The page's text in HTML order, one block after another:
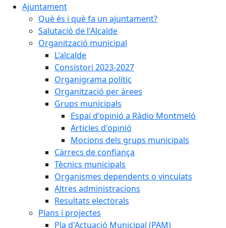
Ajuntament
Què és i què fa un ajuntament?
Salutació de l'Alcalde
Organització municipal
L'alcalde
Consistori 2023-2027
Organigrama polític
Organització per àrees
Grups municipals
Espai d'opinió a Ràdio Montmeló
Articles d'opinió
Mocions dels grups municipals
Càrrecs de confiança
Tècnics municipals
Organismes dependents o vinculats
Altres administracions
Resultats electorals
Plans i projectes
Pla d'Actuació Municipal (PAM)